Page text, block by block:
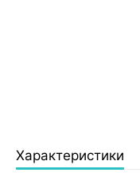
Характеристики